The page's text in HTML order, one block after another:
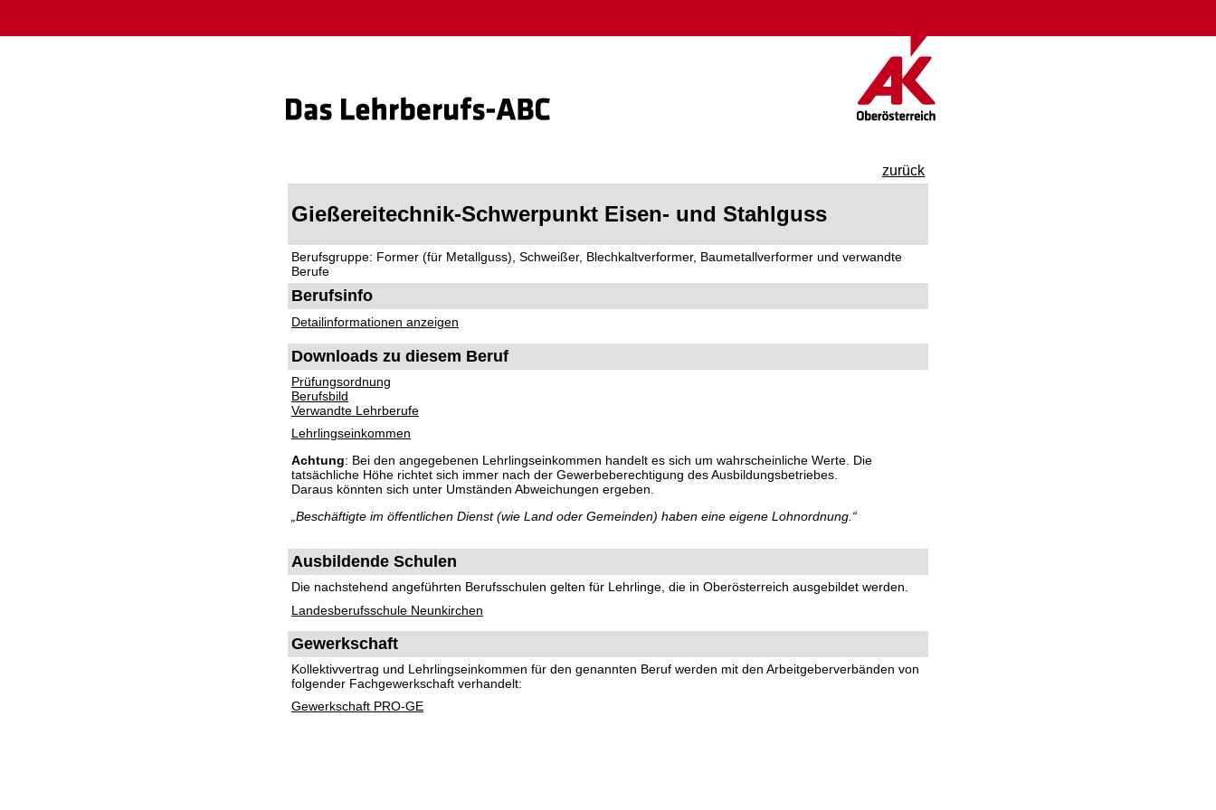
zurück
Gießereitechnik-Schwerpunkt Eisen- und Stahlguss
Berufsgruppe: Former (für Metallguss), Schweißer, Blechkaltverformer, Baumetallverformer und verwandte
Berufe
Berufsinfo
Detailinformationen anzeigen
Downloads zu diesem Beruf
Prüfungsordnung
Berufsbild
Verwandte Lehrberufe
Lehrlingseinkommen
Achtung: Bei den angegebenen Lehrlingseinkommen handelt es sich um wahrscheinliche Werte. Die
tatsächliche Höhe richtet sich immer nach der Gewerbeberechtigung des Ausbildungsbetriebes.
Daraus könnten sich unter Umständen Abweichungen ergeben.
„Beschäftigte im öffentlichen Dienst (wie Land oder Gemeinden) haben eine eigene Lohnordnung.“
Ausbildende Schulen
Die nachstehend angeführten Berufsschulen gelten für Lehrlinge, die in Oberösterreich ausgebildet werden.
Landesberufsschule Neunkirchen
Gewerkschaft
Kollektivvertrag und Lehrlingseinkommen für den genannten Beruf werden mit den Arbeitgeberverbänden von
folgender Fachgewerkschaft verhandelt:
Gewerkschaft PRO-GE